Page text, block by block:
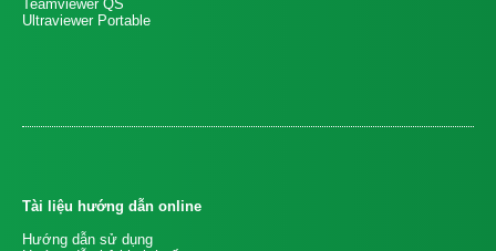
Teamviewer QS
Ultraviewer Portable
Tài liệu hướng dẫn online
Hướng dẫn sử dụng